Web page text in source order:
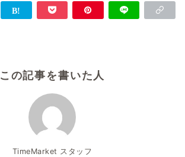
この記事を書いた人
TimeMarket スタッフ